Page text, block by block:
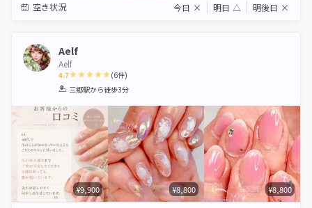
空き状況 今日 × 明日 △ 明後日 ×
Aelf
Aelf
4.7
1 2 3 4 5
(6件)
三郷駅から徒歩3分
¥9,900 ¥8,800 ¥8,800